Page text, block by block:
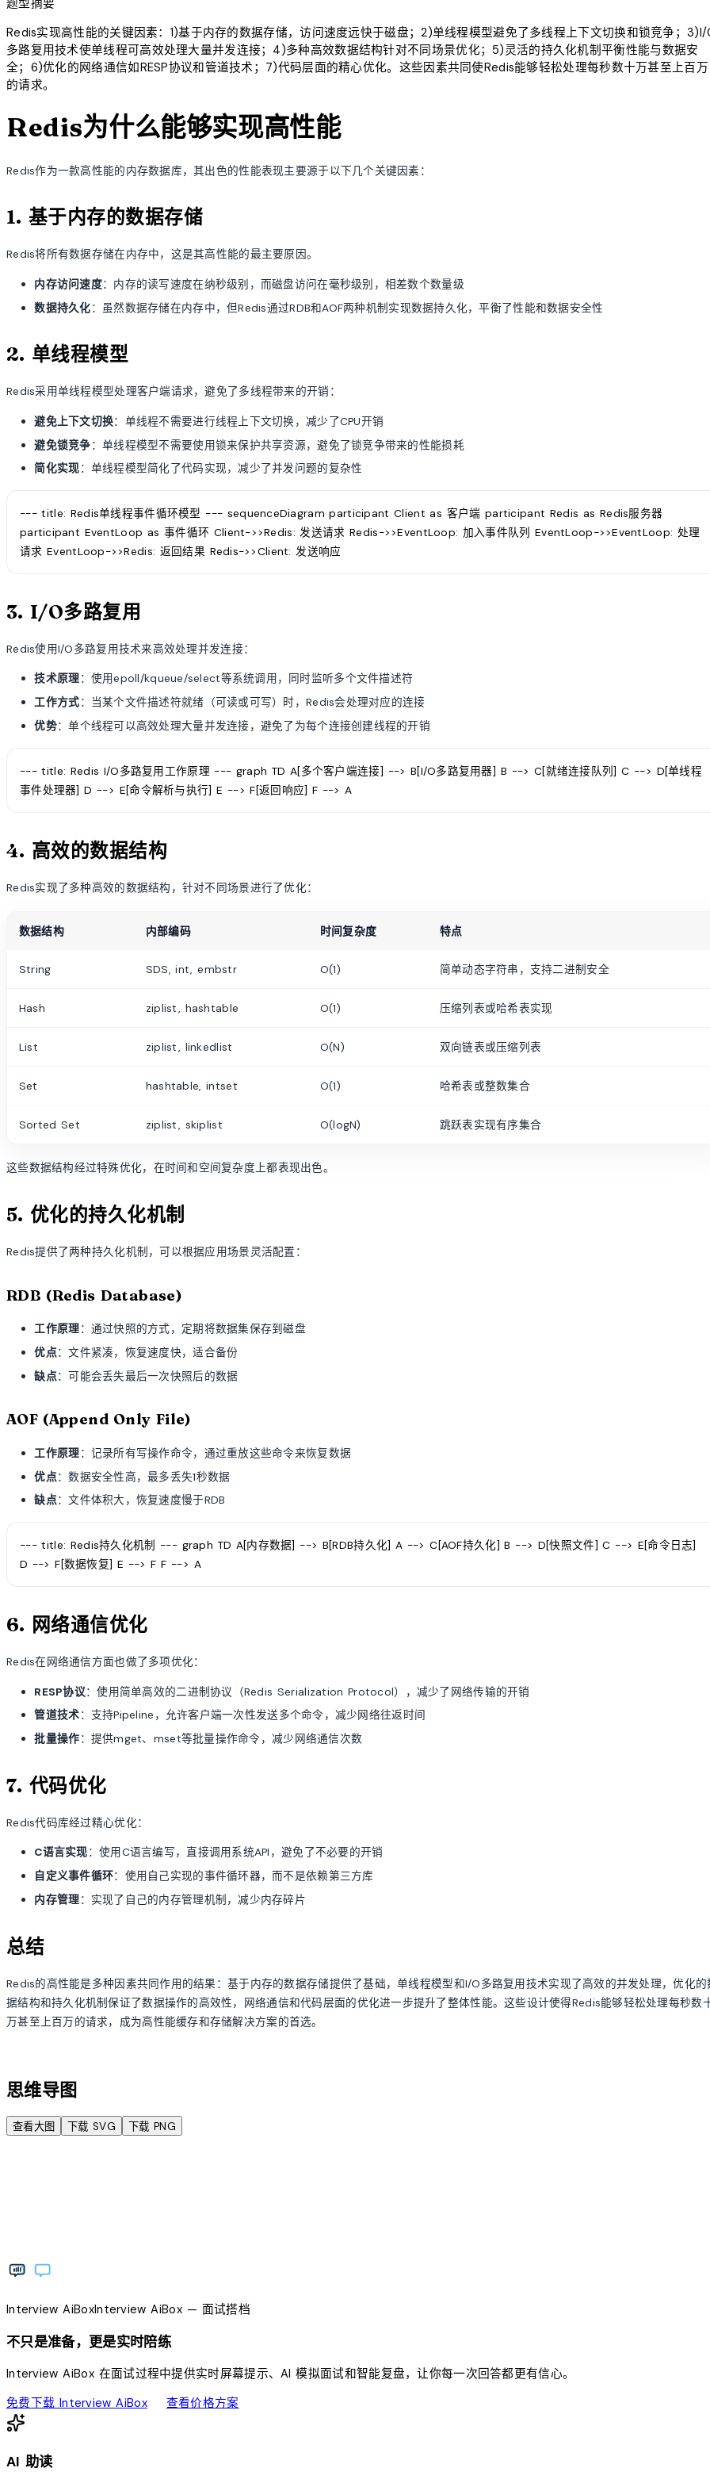
Redis实现高性能的关键因素：1)基于内存的数据存储，访问速度远快于磁盘；2)单线程模型避免了多线程上下文切换和锁竞争；3)I/
多路复用技术使单线程可高效处理大量并发连接；4)多种高效数据结构针对不同场景优化；5)灵活的持久化机制平衡性能与数据安
全；6)优化的网络通信如RESP协议和管道技术；7)代码层面的精心优化。这些因素共同使Redis能够轻松处理每秒数十万甚至上百万
的请求。
Redis为什么能够实现高性能
Redis作为一款高性能的内存数据库，其出色的性能表现主要源于以下几个关键因素：
1. 基于内存的数据存储
Redis将所有数据存储在内存中，这是其高性能的最主要原因。
内存访问速度：内存的读写速度在纳秒级别，而磁盘访问在毫秒级别，相差数个数量级
数据持久化：虽然数据存储在内存中，但Redis通过RDB和AOF两种机制实现数据持久化，平衡了性能和数据安全性
2. 单线程模型
Redis采用单线程模型处理客户端请求，避免了多线程带来的开销：
避免上下文切换：单线程不需要进行线程上下文切换，减少了CPU开销
避免锁竞争：单线程模型不需要使用锁来保护共享资源，避免了锁竞争带来的性能损耗
简化实现：单线程模型简化了代码实现，减少了并发问题的复杂性
--- title: Redis单线程事件循环模型 --- sequenceDiagram participant Client as 客户端 participant Redis as Redis服务器
participant EventLoop as 事件循环 Client->>Redis: 发送请求 Redis->>EventLoop: 加入事件队列 EventLoop->>EventLoop: 处理
请求 EventLoop->>Redis: 返回结果 Redis->>Client: 发送响应
3. I/O多路复用
Redis使用I/O多路复用技术来高效处理并发连接：
技术原理：使用epoll/kqueue/select等系统调用，同时监听多个文件描述符
工作方式：当某个文件描述符就绪（可读或可写）时，Redis会处理对应的连接
优势：单个线程可以高效处理大量并发连接，避免了为每个连接创建线程的开销
--- title: Redis I/O多路复用工作原理 --- graph TD A[多个客户端连接] --> B[I/O多路复用器] B --> C[就绪连接队列] C --> D[单线程
事件处理器] D --> E[命令解析与执行] E --> F[返回响应] F --> A
4. 高效的数据结构
Redis实现了多种高效的数据结构，针对不同场景进行了优化：
数据结构 内部编码 时间复杂度 特点
String SDS, int, embstr O(1) 简单动态字符串，支持二进制安全
Hash ziplist, hashtable O(1) 压缩列表或哈希表实现
List ziplist, linkedlist O(N) 双向链表或压缩列表
Set hashtable, intset O(1) 哈希表或整数集合
Sorted Set ziplist, skiplist O(logN) 跳跃表实现有序集合
这些数据结构经过特殊优化，在时间和空间复杂度上都表现出色。
5. 优化的持久化机制
Redis提供了两种持久化机制，可以根据应用场景灵活配置：
RDB (Redis Database)
工作原理：通过快照的方式，定期将数据集保存到磁盘
优点：文件紧凑，恢复速度快，适合备份
缺点：可能会丢失最后一次快照后的数据
AOF (Append Only File)
工作原理：记录所有写操作命令，通过重放这些命令来恢复数据
优点：数据安全性高，最多丢失1秒数据
缺点：文件体积大，恢复速度慢于RDB
--- title: Redis持久化机制 --- graph TD A[内存数据] --> B[RDB持久化] A --> C[AOF持久化] B --> D[快照文件] C --> E[命令日志]
D --> F[数据恢复] E --> F F --> A
6. 网络通信优化
Redis在网络通信方面也做了多项优化：
RESP协议：使用简单高效的二进制协议（Redis Serialization Protocol），减少了网络传输的开销
管道技术：支持Pipeline，允许客户端一次性发送多个命令，减少网络往返时间
批量操作：提供mget、mset等批量操作命令，减少网络通信次数
7. 代码优化
Redis代码库经过精心优化：
C语言实现：使用C语言编写，直接调用系统API，避免了不必要的开销
自定义事件循环：使用自己实现的事件循环器，而不是依赖第三方库
内存管理：实现了自己的内存管理机制，减少内存碎片
总结
Redis的高性能是多种因素共同作用的结果：基于内存的数据存储提供了基础，单线程模型和I/O多路复用技术实现了高效的并发处理，优化的
据结构和持久化机制保证了数据操作的高效性，网络通信和代码层面的优化进一步提升了整体性能。这些设计使得Redis能够轻松处理每秒数
万甚至上百万的请求，成为高性能缓存和存储解决方案的首选。
思维导图
查看大图 下载 SVG 下载 PNG
InterviewAiBoxInterviewAiBox— 面试搭档
不只是准备，更是实时陪练
Interview AiBox 在面试过程中提供实时屏幕提示、AI 模拟面试和智能复盘，让你每一次回答都更有信心。
免费下载 Interview AiBoxdownload查看价格方案sell
AI 助读